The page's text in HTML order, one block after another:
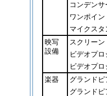
コンデン
ワンポイ
マイクスタ
映写
設備
スクリーン
ビデオプ
ビデオプ
楽器
グランドピ
グランドピ